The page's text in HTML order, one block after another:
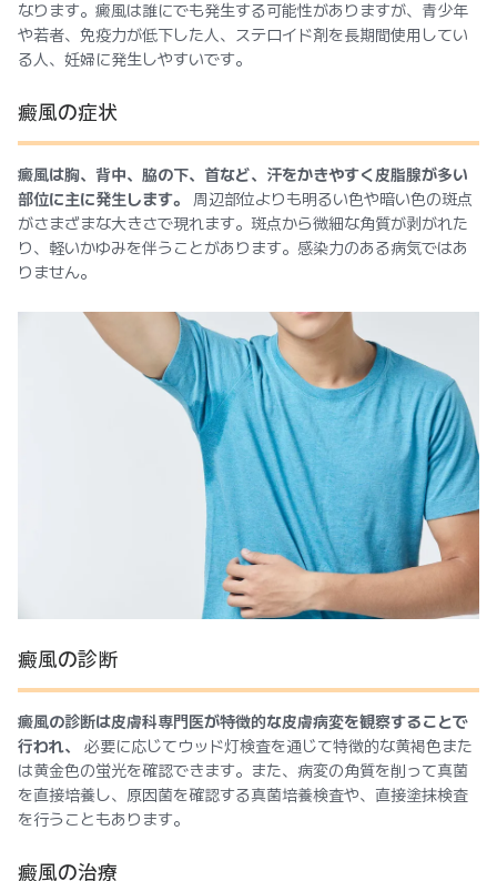
なります。癜風は誰にでも発生する可能性がありますが、青少年
や若者、免疫力が低下した人、ステロイド剤を長期間使用してい
る人、妊婦に発生しやすいです。
癜風の症状
癜風は胸、背中、脇の下、首など、汗をかきやすく皮脂腺が多い
部位に主に発生します。
周辺部位よりも明るい色や暗い色の斑点
がさまざまな大きさで現れます。斑点から微細な角質が剥がれた
り、軽いかゆみを伴うことがあります。感染力のある病気ではあ
りません。
癜風の診断
癜風の診断は皮膚科専門医が特徴的な皮膚病変を観察することで
行われ、
必要に応じてウッド灯検査を通じて特徴的な黄褐色また
は黄金色の蛍光を確認できます。また、病変の角質を削って真菌
を直接培養し、原因菌を確認する真菌培養検査や、直接塗抹検査
を行うこともあります。
癜風の治療